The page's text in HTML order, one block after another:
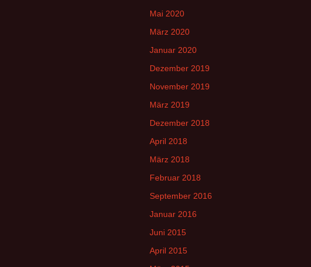
Mai 2020
März 2020
Januar 2020
Dezember 2019
November 2019
März 2019
Dezember 2018
April 2018
März 2018
Februar 2018
September 2016
Januar 2016
Juni 2015
April 2015